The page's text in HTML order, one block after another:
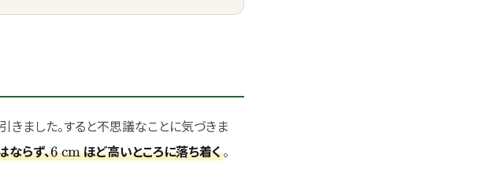
ました。すると不思議なことに気づきま
ならず、6\,\text{cm}
6cmほど高いところに落ち着く。